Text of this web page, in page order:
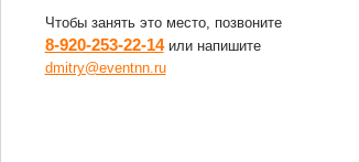
Чтобы занять это место, позвоните
8-920-253-22-14или напишите
dmitry@eventnn.ru